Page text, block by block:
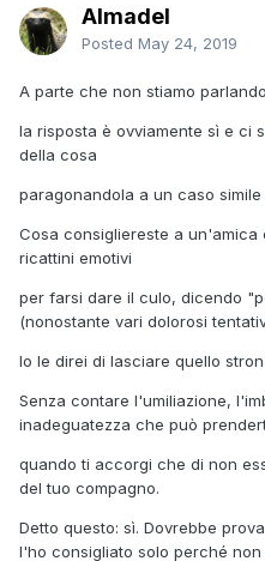
Almadel
Posted May 24, 2019
A parte che non stiamo
la risposta è ovviamente sì e ci
della cosa
paragonandola a un caso
Cosa consigliereste a
ricattini emotivi
per farsi dare il culo, dicendo
(nonostante vari dolorosi
Io le direi di lasciare quello
Senza contare l'umiliazione,
inadeguatezza che può
quando ti accorgi che di non
del tuo compagno.
Detto questo: sì. Dovrebbe
l'ho consigliato solo perché non